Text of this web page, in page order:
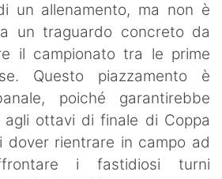
un allenamento, ma non è
un traguardo concreto da
il campionato tra le prime
Questo piazzamento è
poiché garantirebbe
ottavi di finale di Coppa
dover rientrare in campo ad
i fastidiosi turni